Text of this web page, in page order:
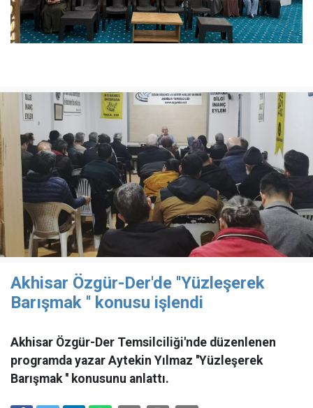
Akhisar Özgür-Der'de ''Yüzleşerek
Barışmak '' konusu işlendi
Akhisar Özgür-Der Temsilciliği'nde düzenlenen
programda yazar Aytekin Yılmaz ''Yüzleşerek
Barışmak '' konusunu anlattı.